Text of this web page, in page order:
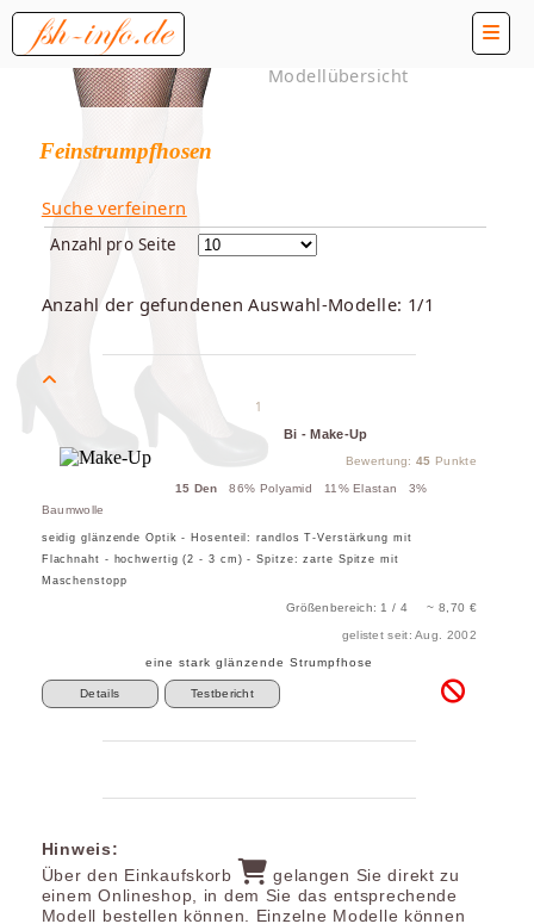
Modellübersicht
Feinstrumpfhosen
Suche verfeinern
Anzahl pro Seite
Anzahl der gefundenen Auswahl-Modelle: 1/1
1
Bi - Make-Up
Bewertung:45 Punkte
15 Den 86% Polyamid 11% Elastan 3%
Baumwolle
seidig glänzende Optik - Hosenteil: randlos T-Verstärkung mit
Flachnaht - hochwertig (2 - 3 cm) - Spitze: zarte Spitze mit
Maschenstopp
Größenbereich: 1 / 4 ~ 8,70 €
gelistet seit: Aug. 2002
eine stark glänzende Strumpfhose
Details Testbericht
Hinweis:
Über den Einkaufskorb
gelangen Sie direkt zu
einem Onlineshop, in dem Sie das entsprechende
Modell bestellen können. Einzelne Modelle können